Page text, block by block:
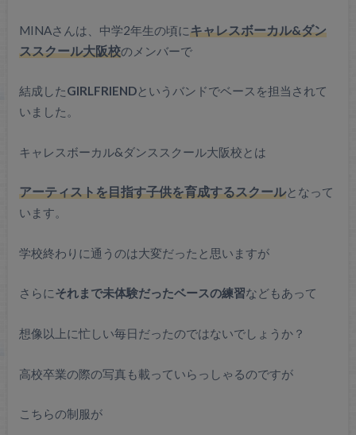
MINAさんは、中学2年生の頃にキャレスボーカル&ダン
ススクール大阪校のメンバーで
結成したGIRLFRIENDというバンドでベースを担当されて
いました。
キャレスボーカル&ダンススクール大阪校とは
アーティストを目指す子供を育成するスクールとなって
います。
学校終わりに通うのは大変だったと思いますが
さらにそれまで未体験だったベースの練習などもあって
想像以上に忙しい毎日だったのではないでしょうか？
高校卒業の際の写真も載っていらっしゃるのですが
こちらの制服が